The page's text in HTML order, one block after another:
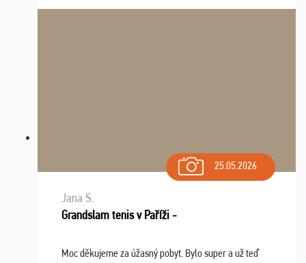
spomínať a zväžujeme repete budúci rok : ...
25.05.2026
Jana S.
Grandslam tenis v Paříži -
Moc děkujeme za úžasný pobyt. Bylo super a už teď